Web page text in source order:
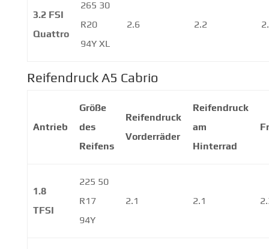
3.2 FSI
Quattro
265 30
R20
94Y XL
2.6 2.2
Reifendruck A5 Cabrio
Antrieb
Größe
des
Reifens
Reifendruck
Vorderräder
Reifendruck
am
Hinterrad
1.8
TFSI
225 50
R17
94Y
2.1 2.1